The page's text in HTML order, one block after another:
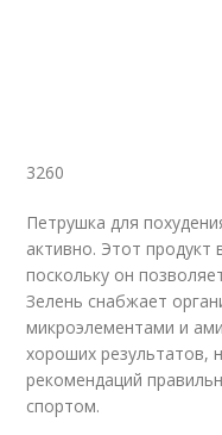
3260
Петрушка для
активно. Этот
поскольку он
Зелень снабжает
микроэлементами и
хороших результатов,
рекомендаций
спортом.